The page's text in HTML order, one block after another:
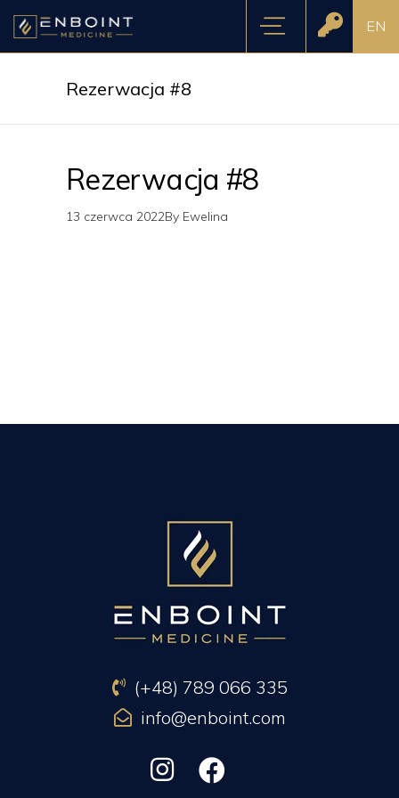
EN
Rezerwacja #8
Rezerwacja #8
13 czerwca 2022By Ewelina
(+48) 789 066 335
info@enboint.com